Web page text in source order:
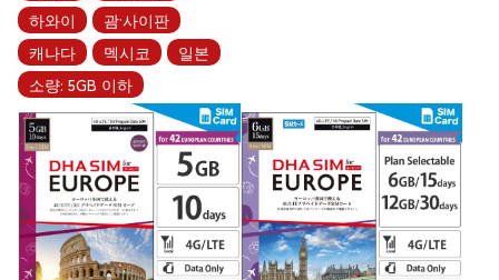
하와이
괌·사이판
캐나다
멕시코
일본
소량: 5GB 이하